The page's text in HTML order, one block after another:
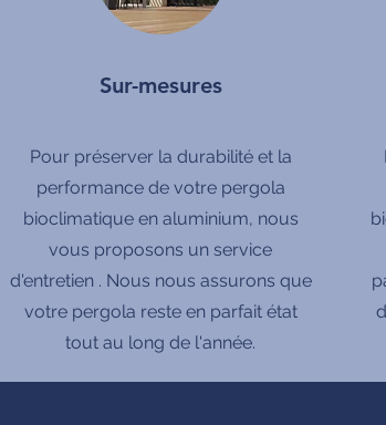
Sur-mesures
Pour préserver la durabilité et la
performance de votre pergola
bioclimatique en aluminium, nous
vous proposons un service
d'entretien . Nous nous assurons que
votre pergola reste en parfait état
tout au long de l'année.